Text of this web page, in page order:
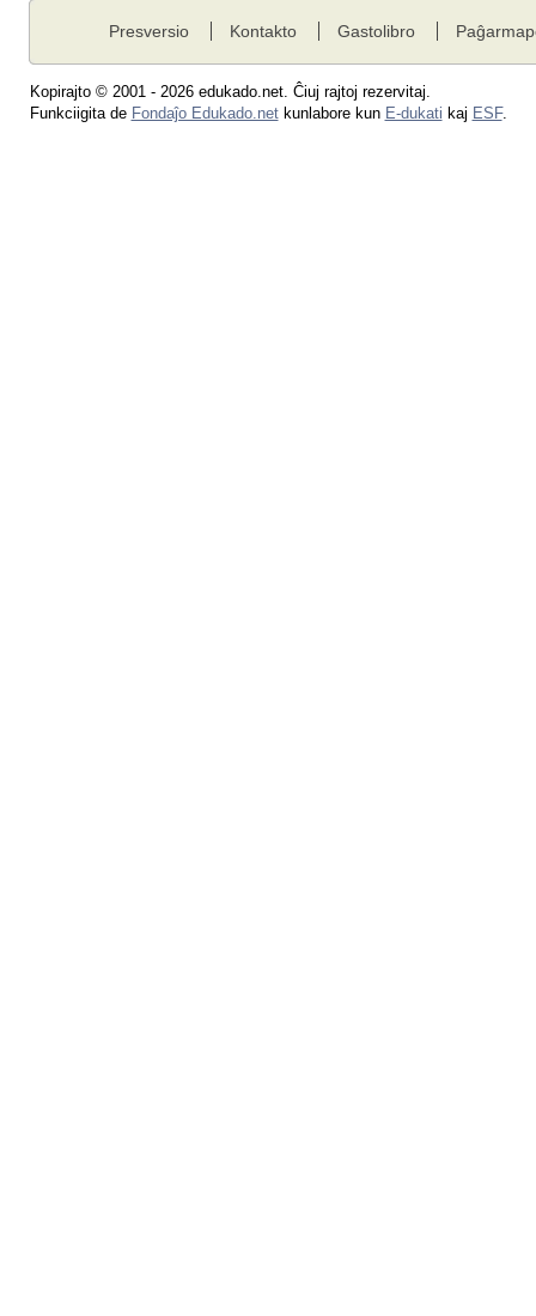
Presversio Kontakto Gastolibro
Kopirajto © 2001 - 2026 edukado.net. Ĉiuj rajtoj rezervitaj.
Funkciigita de Fondaĵo Edukado.netkunlabore kun E-dukati kaj ESF.